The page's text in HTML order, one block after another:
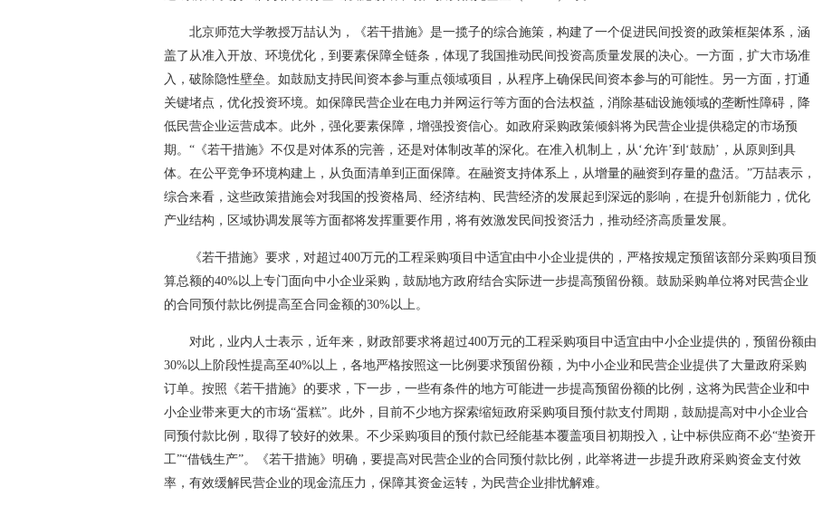
北京师范大学教授万喆认为，《若干措施》是一揽子的综合施策，构建了一个促进民间投资的政策框架体系，涵
盖了从准入开放、环境优化，到要素保障全链条，体现了我国推动民间投资高质量发展的决心。一方面，扩大市场准
入，破除隐性壁垒。如鼓励支持民间资本参与重点领域项目，从程序上确保民间资本参与的可能性。另一方面，打通
关键堵点，优化投资环境。如保障民营企业在电力并网运行等方面的合法权益，消除基础设施领域的垄断性障碍，降
低民营企业运营成本。此外，强化要素保障，增强投资信心。如政府采购政策倾斜将为民营企业提供稳定的市场预
期。“《若干措施》不仅是对体系的完善，还是对体制改革的深化。在准入机制上，从‘允许’到‘鼓励’，从原则到具
体。在公平竞争环境构建上，从负面清单到正面保障。在融资支持体系上，从增量的融资到存量的盘活。”万喆表示，
综合来看，这些政策措施会对我国的投资格局、经济结构、民营经济的发展起到深远的影响，在提升创新能力，优化
产业结构，区域协调发展等方面都将发挥重要作用，将有效激发民间投资活力，推动经济高质量发展。
《若干措施》要求，对超过400万元的工程采购项目中适宜由中小企业提供的，严格按规定预留该部分采购项目预
算总额的40%以上专门面向中小企业采购，鼓励地方政府结合实际进一步提高预留份额。鼓励采购单位将对民营企业
的合同预付款比例提高至合同金额的30%以上。
对此，业内人士表示，近年来，财政部要求将超过400万元的工程采购项目中适宜由中小企业提供的，预留份额由
30%以上阶段性提高至40%以上，各地严格按照这一比例要求预留份额，为中小企业和民营企业提供了大量政府采购
订单。按照《若干措施》的要求，下一步，一些有条件的地方可能进一步提高预留份额的比例，这将为民营企业和中
小企业带来更大的市场“蛋糕”。此外，目前不少地方探索缩短政府采购项目预付款支付周期，鼓励提高对中小企业合
同预付款比例，取得了较好的效果。不少采购项目的预付款已经能基本覆盖项目初期投入，让中标供应商不必“垫资开
工”“借钱生产”。《若干措施》明确，要提高对民营企业的合同预付款比例，此举将进一步提升政府采购资金支付效
率，有效缓解民营企业的现金流压力，保障其资金运转，为民营企业排忧解难。